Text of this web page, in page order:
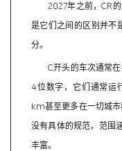
2027年之前，CR
是它们之间的区别并不
分。
C开头的车次通常
4位数字，它们通常运
km甚至更多在一切城
没有具体的规范，范
丰富。